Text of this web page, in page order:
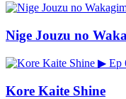
Nige Jouzu no
▶ Ep
Kore Kaite Shine